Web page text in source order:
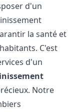
d'un
la santé et
C'est
d'un
Notre